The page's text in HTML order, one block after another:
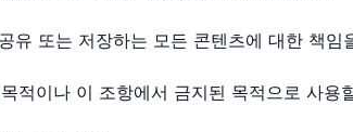
유 또는 저장하는 모든 콘텐츠에 대한 책임
적이나 이 조항에서 금지된 목적으로 사용